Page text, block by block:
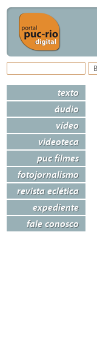
texto
áudio
vídeo
videoteca
puc filmes
fotojornalismo
revista eclética
expediente
fale conosco